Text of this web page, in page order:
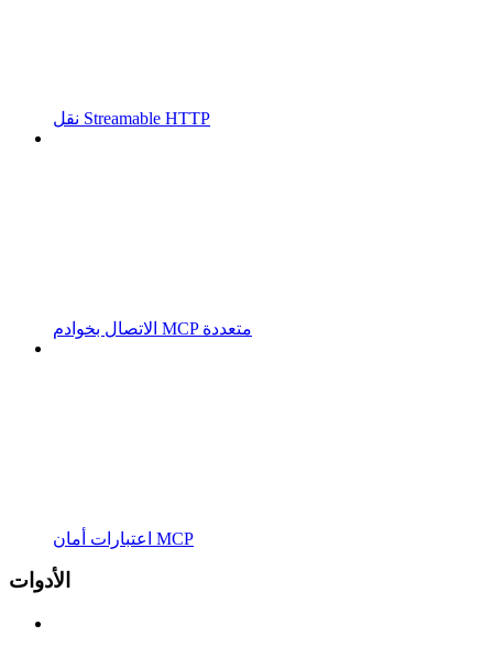
نقل Streamable HTTP
الاتصال بخوادم MCP متعددة
اعتبارات أمان MCP
الأدوات